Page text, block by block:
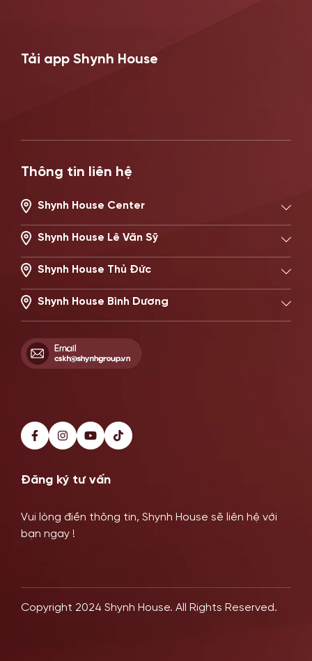
Tải app Shynh House
Thông tin liên hệ
Shynh House Center
Shynh House Lê Văn Sỹ
Shynh House Thủ Đức
Shynh House Bình Dương
Đăng ký tư vấn
Vui lòng điền thông tin, Shynh House sẽ liên hệ với
bạn ngay !
Copyright 2024 Shynh House. All Rights Reserved.